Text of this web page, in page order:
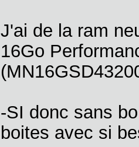
J'ai de la ram
16Go
-SI donc sans
boites avec si